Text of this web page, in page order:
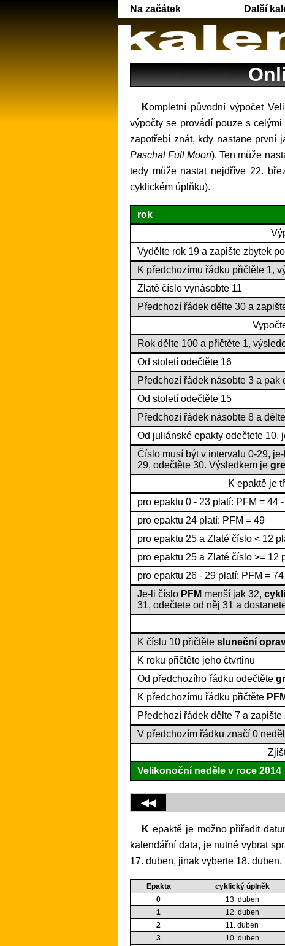
Na začátek Další
Kompletní původní výpočet Velikonoční neděle pro libovolné roky gregoriánského kalendáře, tedy od roku 1583. Všechny
výpočty se provádí pouze s
zapotřebí znát, kdy nastane první
Paschal Full Moon). Ten může
tedy může nastat nejdříve 22.
cyklickém úplňku).
rok
Vydělte rok 19 a zapište zbytek
K předchozímu řádku přičtěte 1,
Zlaté číslo vynásobte 11
Předchozí řádek dělte 30 a
Rok dělte 100 a přičtěte 1,
Od století odečtěte 16
Předchozí řádek násobte 3 a pak
Od století odečtěte 15
Předchozí řádek násobte 8 a
Od juliánské epakty odečtete 10,
Číslo musí být v intervalu 0-29,
29, odečtěte 30. Výsledkem je
K epaktě je
pro epaktu 0 - 23 platí: PFM = 44
pro epaktu 24 platí: PFM = 49
pro epaktu 25 a Zlaté číslo < 12
pro epaktu 25 a Zlaté číslo >= 12
pro epaktu 26 - 29 platí: PFM =
Je-li číslo PFM menší jak 32,
31, odečtete od něj 31 a
K číslu 10 přičtěte sluneční
K roku přičtěte jeho čtvrtinu
Od předchozího řádku odečtěte
K předchozímu řádku přičtěte
Předchozí řádek dělte 7 a
V předchozím řádku značí 0
Velikonoční neděle v roce 2014
◀◀
K epaktě je možno přiřadit datum cyklického úplňku i za pomoci níže uvedené tabulky. Protože epakta 25 má přiřazeny dvě
kalendářní data, je nutné vybrat
17. duben, jinak vyberte 18. duben.
Epakta
cyklický úplněk
0
13. duben
1
12. duben
2
11. duben
3
10. duben